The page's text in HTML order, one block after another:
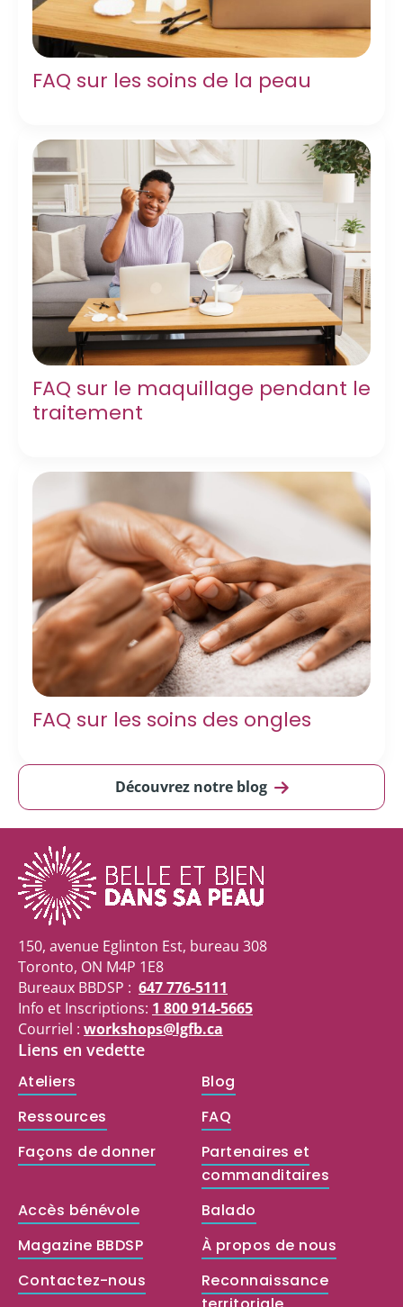
FAQ sur les soins de la peau
FAQ sur le maquillage pendant le
traitement
FAQ sur les soins des ongles
Découvrez notre blog
150, avenue Eglinton Est, bureau 308
Toronto, ON M4P 1E8
Bureaux BBDSP : 647 776-5111
Info et Inscriptions: 1 800 914-5665
Courriel : workshops@lgfb.ca
Liens en vedette
Ateliers
Blog
Ressources
FAQ
Façons de donner
Partenaires et
commanditaires
Accès bénévole
Balado
Magazine BBDSP
À propos de nous
Contactez-nous
Reconnaissance